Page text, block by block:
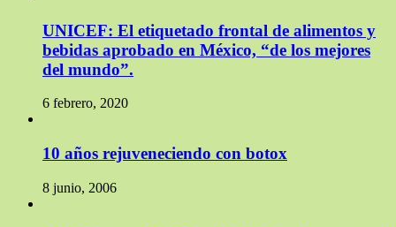
UNICEF: El etiquetado frontal de alimentos y
bebidas aprobado en México, “de los mejores
del mundo”.
6 febrero, 2020
10 años rejuveneciendo con botox
8 junio, 2006